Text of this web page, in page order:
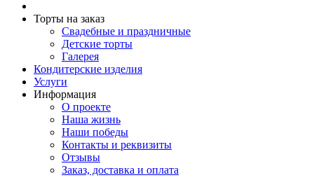
Торты на заказ
Свадебные и праздничные
Детские торты
Галерея
Кондитерские изделия
Услуги
Информация
О проекте
Наша жизнь
Наши победы
Контакты и реквизиты
Отзывы
Заказ, доставка и оплата